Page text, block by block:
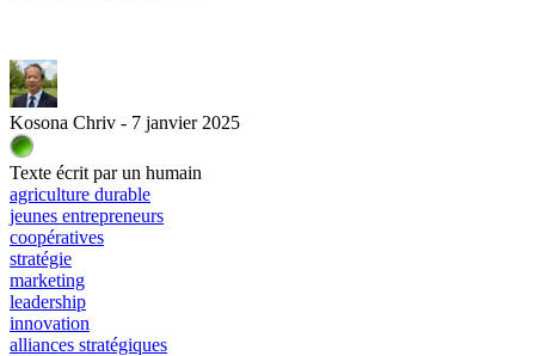
Kosona Chriv - 7 janvier 2025
Texte écrit par un humain
agriculture durable
jeunes entrepreneurs
coopératives
stratégie
marketing
leadership
innovation
alliances stratégiques